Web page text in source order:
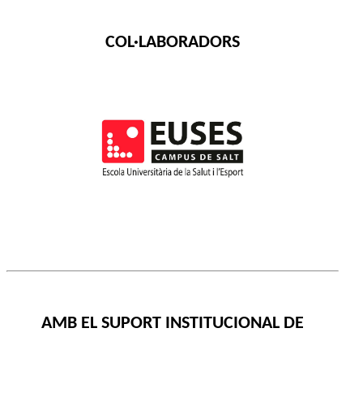
COL·LABORADORS
AMB EL SUPORT INSTITUCIONAL DE